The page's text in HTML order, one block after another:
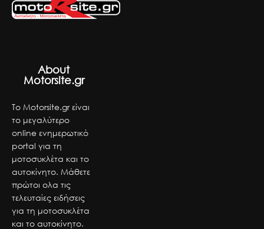
About
Motorsite.gr
Το Motorsite.gr είναι
το μεγαλύτερο
online ενημερωτικό
portal για τη
μοτοσυκλέτα και το
αυτοκίνητο. Μάθετε
πρώτοι ολα τις
τελευταίες ειδήσεις
για τη μοτοσυκλέτα
και το αυτοκίνητο.